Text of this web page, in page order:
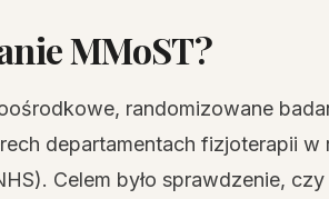
MMoST?
randomizowane
departamentach fizjoterapii w
Celem było sprawdzenie,